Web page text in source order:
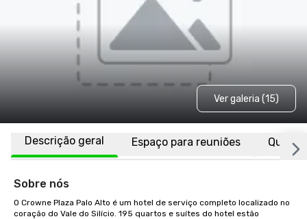
Ver galeria (15)
Descrição geral Espaço para reuniões
Sobre nós
O Crowne Plaza Palo Alto é um hotel de serviço completo localizado no
coração do Vale do Silício. 195 quartos e suítes do hotel estão